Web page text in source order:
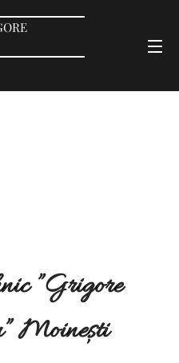
”Grigore
Moinești